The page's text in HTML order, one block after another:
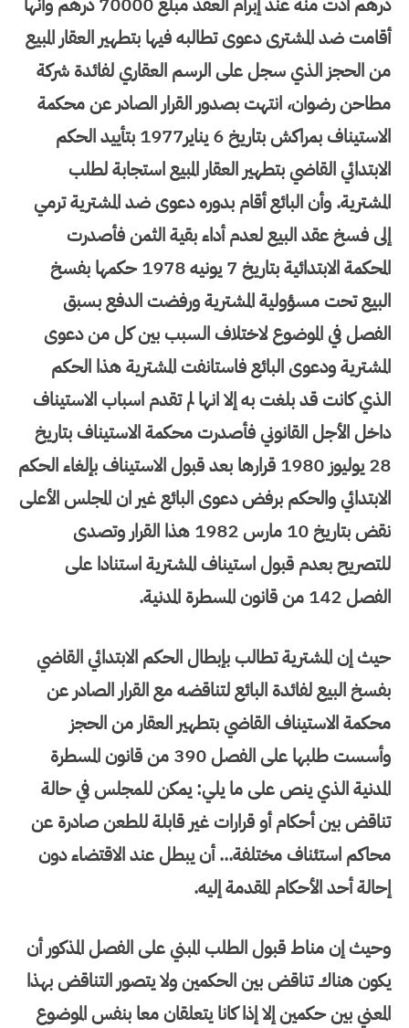
أقامت ضد المشترى دعوى تطالبه فيها بتطهير العقار المبيع
من الحجز الذي سجل على الرسم العقاري لفائدة شركة
مطاحن رضوان، انتهت بصدور القرار الصادر عن محكمة
الاستيناف بمراكش بتاريخ 6 يناير1977 بتأييد الحكم
الابتدائي القاضي بتطهير العقار المبيع استجابة لطلب
المشترية. وأن البائع أقام بدوره دعوى ضد المشترية ترمي
إلى فسخ عقد البيع لعدم أداء بقية الثمن فأصدرت
المحكمة الابتدائية بتاريخ 7 يونيه 1978 حكمها بفسخ
البيع تحت مسؤولية المشترية ورفضت الدفع بسبق
الفصل في الموضوع لاختلاف السبب بين كل من دعوى
المشترية ودعوى البائع فاستانفت المشترية هذا الحكم
الذي كانت قد بلغت به إلا انها لم تقدم اسباب الاستيناف
داخل الأجل القانوني فأصدرت محكمة الاستيناف بتاريخ
28 يوليوز 1980 قرارها بعد قبول الاستيناف بإلغاء الحكم
الابتدائي والحكم برفض دعوى البائع غير ان المجلس الأعلى
نقض بتاريخ 10 مارس 1982 هذا القرار وتصدى
للتصريح بعدم قبول استيناف المشترية استنادا على
الفصل 142 من قانون المسطرة المدنية.
حيث إن المشترية تطالب بإبطال الحكم الابتدائي القاضي
بفسخ البيع لفائدة البائع لتناقضه مع القرار الصادر عن
محكمة الاستيناف القاضي بتطهير العقار من الحجز
وأسست طلبها على الفصل 390 من قانون المسطرة
المدنية الذي ينص على ما يلي: يمكن للمجلس في حالة
تناقض بين أحكام أو قرارات غير قابلة للطعن صادرة عن
محاكم استئناف مختلفة... أن يبطل عند الاقتضاء دون
إحالة أحد الأحكام المقدمة إليه.
وحيث إن مناط قبول الطلب المبني على الفصل المذكور أن
يكون هناك تناقض بين الحكمين ولا يتصور التناقض بهذا
المعني بين حكمين إلا إذا كانا يتعلقان معا بنفس الموضوع